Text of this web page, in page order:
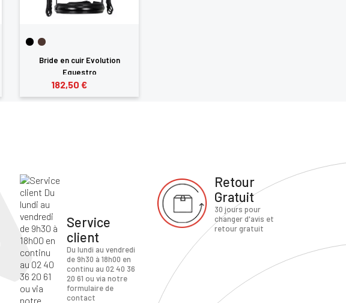
Bride en cuir Evolution
Equestro
182,50 €
Service
client
Du lundi au vendredi
de 9h30 à 18h00 en
continu au 02 40 36
20 61 ou via notre
formulaire de
contact
Retour
Gratuit
30 jours pour
changer d'avis et
retour gratuit